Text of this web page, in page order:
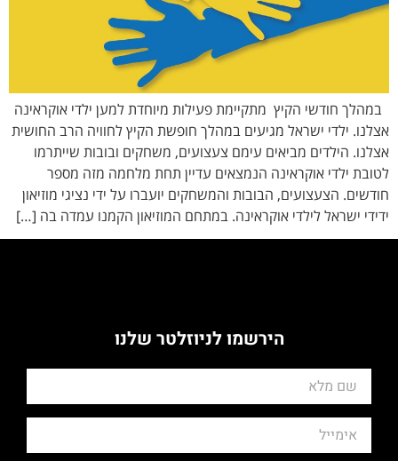
במהלך חודשי הקיץ מתקיימת פעילות מיוחדת למען ילדי אוקראינה
אצלנו. ילדי ישראל מגיעים במהלך חופשת הקיץ לחוויה הרב החושית
אצלנו. הילדים מביאים עימם צעצועים, משחקים ובובות שייתרמו
לטובת ילדי אוקראינה הנמצאים עדיין תחת מלחמה מזה מספר
חודשים. הצעצועים, הבובות והמשחקים יועברו על ידי נציגי מוזיאון
ידידי ישראל לילדי אוקראינה. במתחם המוזיאון הקמנו עמדה בה […]
הירשמו לניוזלטר שלנו